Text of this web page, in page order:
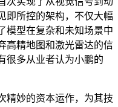
即所控的架构，不仅大幅
模型在复杂和未知场景中
高精地图和激光雷达的信
很多从业者认为小鹏的
精妙的资本运作，为其技